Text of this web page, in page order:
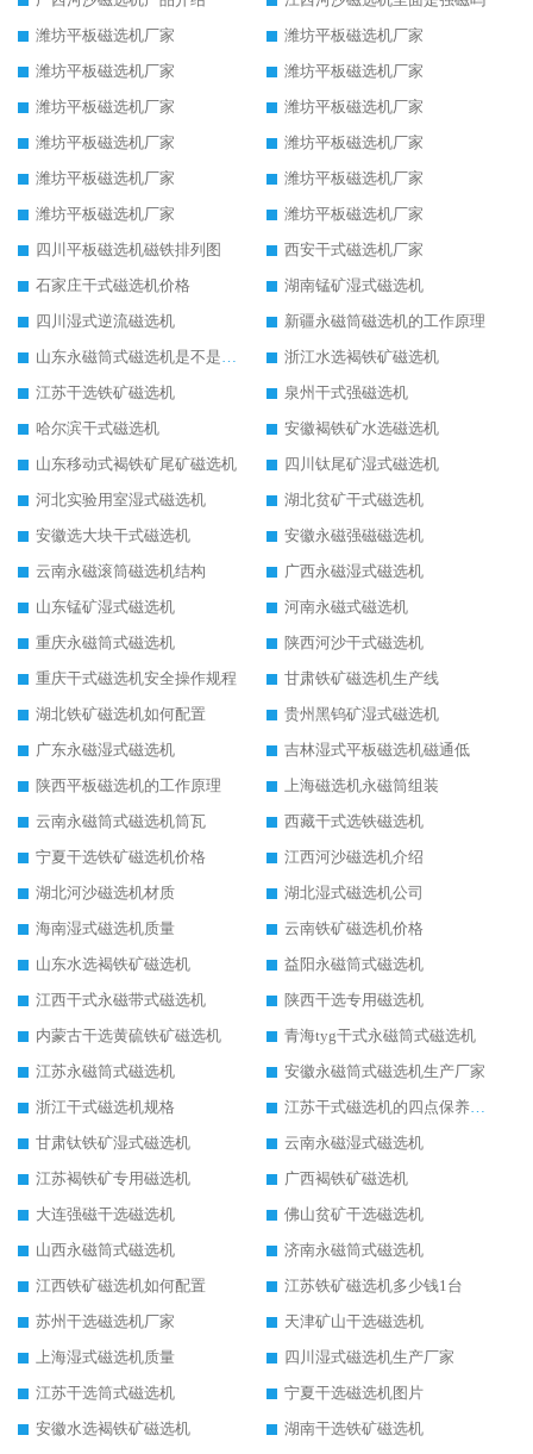
潍坊平板磁选机厂家
潍坊平板磁选机厂家
潍坊平板磁选机厂家
潍坊平板磁选机厂家
潍坊平板磁选机厂家
潍坊平板磁选机厂家
潍坊平板磁选机厂家
潍坊平板磁选机厂家
潍坊平板磁选机厂家
潍坊平板磁选机厂家
潍坊平板磁选机厂家
潍坊平板磁选机厂家
四川平板磁选机磁铁排列图
西安干式磁选机厂家
石家庄干式磁选机价格
湖南锰矿湿式磁选机
四川湿式逆流磁选机
新疆永磁筒磁选机的工作原理
山东永磁筒式磁选机是不是强磁
浙江水选褐铁矿磁选机
江苏干选铁矿磁选机
泉州干式强磁选机
哈尔滨干式磁选机
安徽褐铁矿水选磁选机
山东移动式褐铁矿尾矿磁选机
四川钛尾矿湿式磁选机
河北实验用室湿式磁选机
湖北贫矿干式磁选机
安徽选大块干式磁选机
安徽永磁强磁磁选机
云南永磁滚筒磁选机结构
广西永磁湿式磁选机
山东锰矿湿式磁选机
河南永磁式磁选机
重庆永磁筒式磁选机
陕西河沙干式磁选机
重庆干式磁选机安全操作规程
甘肃铁矿磁选机生产线
湖北铁矿磁选机如何配置
贵州黑钨矿湿式磁选机
广东永磁湿式磁选机
吉林湿式平板磁选机磁通低
陕西平板磁选机的工作原理
上海磁选机永磁筒组装
云南永磁筒式磁选机筒瓦
西藏干式选铁磁选机
宁夏干选铁矿磁选机价格
江西河沙磁选机介绍
湖北河沙磁选机材质
湖北湿式磁选机公司
海南湿式磁选机质量
云南铁矿磁选机价格
山东水选褐铁矿磁选机
益阳永磁筒式磁选机
江西干式永磁带式磁选机
陕西干选专用磁选机
内蒙古干选黄硫铁矿磁选机
青海tyg干式永磁筒式磁选机
江苏永磁筒式磁选机
安徽永磁筒式磁选机生产厂家
浙江干式磁选机规格
江苏干式磁选机的四点保养秘籍
甘肃钛铁矿湿式磁选机
云南永磁湿式磁选机
江苏褐铁矿专用磁选机
广西褐铁矿磁选机
大连强磁干选磁选机
佛山贫矿干选磁选机
山西永磁筒式磁选机
济南永磁筒式磁选机
江西铁矿磁选机如何配置
江苏铁矿磁选机多少钱1台
苏州干选磁选机厂家
天津矿山干选磁选机
上海湿式磁选机质量
四川湿式磁选机生产厂家
江苏干选筒式磁选机
宁夏干选磁选机图片
安徽水选褐铁矿磁选机
湖南干选铁矿磁选机